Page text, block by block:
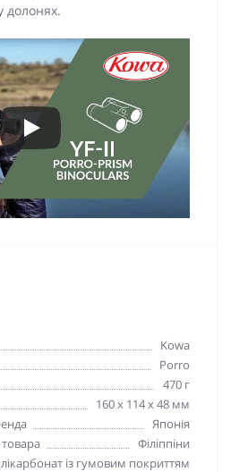
долонях.
Kowa
Porro
470 г
160 x 114 x 48 мм
Японія
Філіппіни
із гумовим покриттям